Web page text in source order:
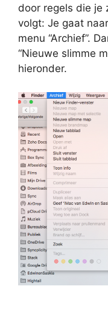
door regels die je
volgt: Je gaat
menu “Archief”.
“Nieuwe slimme
hieronder.